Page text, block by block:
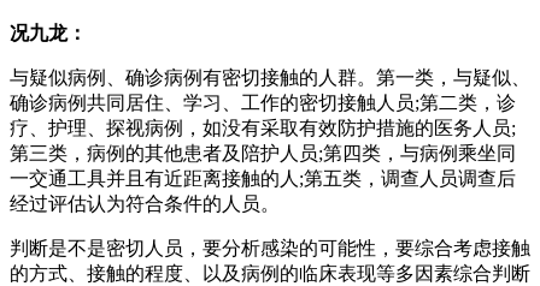
况九龙：
与疑似病例、确诊病例有密切接触的人群。第一类，与疑似、
确诊病例共同居住、学习、工作的密切接触人员;第二类，诊
疗、护理、探视病例，如没有采取有效防护措施的医务人员;
第三类，病例的其他患者及陪护人员;第四类，与病例乘坐同
一交通工具并且有近距离接触的人;第五类，调查人员调查后
经过评估认为符合条件的人员。
判断是不是密切人员，要分析感染的可能性，要综合考虑接触
的方式、接触的程度、以及病例的临床表现等多因素综合判断